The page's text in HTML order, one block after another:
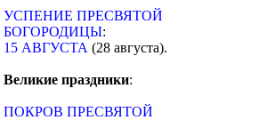
УСПЕНИЕ ПРЕСВЯТОЙ
БОГОРОДИЦЫ:
15 АВГУСТА (28 августа).
Великие праздники:
ПОКРОВ ПРЕСВЯТОЙ